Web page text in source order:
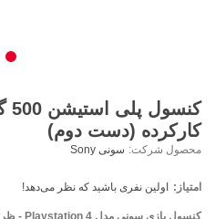
کارکرده (دست دوم)
محصول شرکت: سونی Sony
امتیاز: اولین نفری باشید که نظر می‌دهد!
کنسول بازی سونی مدل Playstation 4 - ظرفيت 500 گیگابایت کارکرده (دست دوم)